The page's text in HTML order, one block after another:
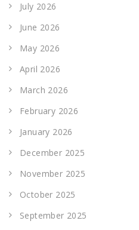
July 2026
June 2026
May 2026
April 2026
March 2026
February 2026
January 2026
December 2025
November 2025
October 2025
September 2025